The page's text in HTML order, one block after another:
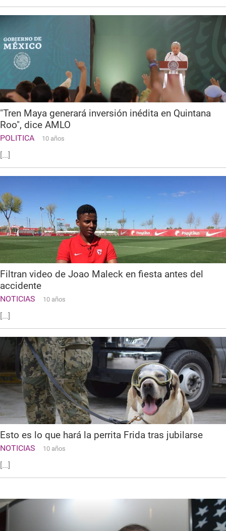
"Tren Maya generará inversión inédita en Quintana
Roo", dice AMLO
POLITICA 10 años
[...]
Filtran video de Joao Maleck en fiesta antes del
accidente
NOTICIAS 10 años
[...]
Esto es lo que hará la perrita Frida tras jubilarse
NOTICIAS 10 años
[...]